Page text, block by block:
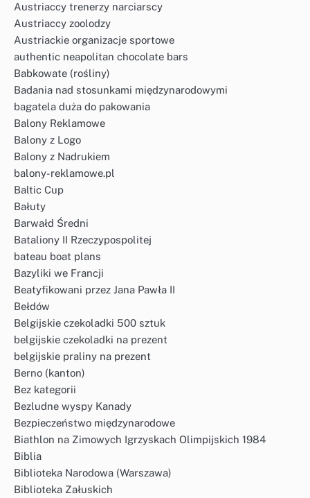
Austriaccy trenerzy narciarscy
Austriaccy zoolodzy
Austriackie organizacje sportowe
authentic neapolitan chocolate bars
Babkowate (rośliny)
Badania nad stosunkami międzynarodowymi
bagatela duża do pakowania
Balony Reklamowe
Balony z Logo
Balony z Nadrukiem
balony-reklamowe.pl
Baltic Cup
Bałuty
Barwałd Średni
Bataliony II Rzeczypospolitej
bateau boat plans
Bazyliki we Francji
Beatyfikowani przez Jana Pawła II
Bełdów
Belgijskie czekoladki 500 sztuk
belgijskie czekoladki na prezent
belgijskie praliny na prezent
Berno (kanton)
Bez kategorii
Bezludne wyspy Kanady
Bezpieczeństwo międzynarodowe
Biathlon na Zimowych Igrzyskach Olimpijskich 1984
Biblia
Biblioteka Narodowa (Warszawa)
Biblioteka Załuskich